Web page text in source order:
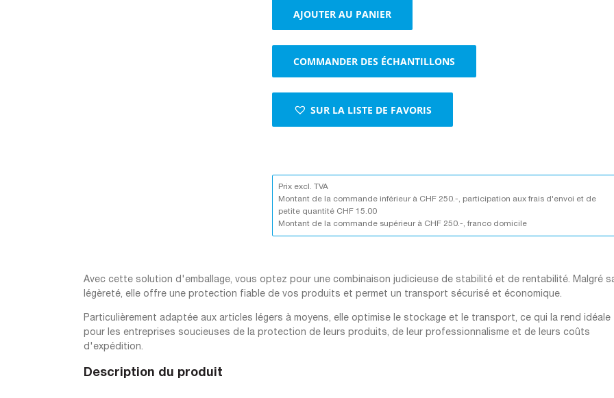
1-
cannelure
brun
brun
AJOUTER AU PANIER
COMMANDER DES ÉCHANTILLONS
SUR LA LISTE DE FAVORIS
Prix excl. TVA
Montant de la commande inférieur à CHF 250.-, participation aux frais d'envoi et de
petite quantité CHF 15.00
Montant de la commande supérieur à CHF 250.-, franco domicile
Avec cette solution d'emballage, vous optez pour une combinaison judicieuse de stabilité et de rentabilité. Malgré
légèreté, elle offre une protection fiable de vos produits et permet un transport sécurisé et économique.
Particulièrement adaptée aux articles légers à moyens, elle optimise le stockage et le transport, ce qui la rend idéale
pour les entreprises soucieuses de la protection de leurs produits, de leur professionnalisme et de leurs coûts
d'expédition.
Description du produit